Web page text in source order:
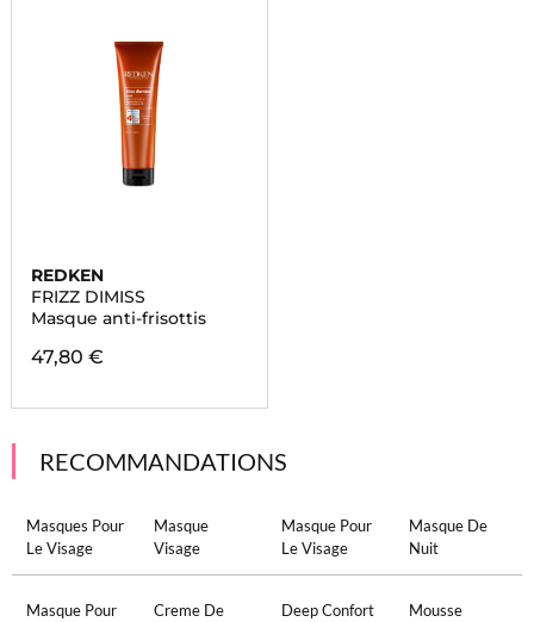
REDKEN
FRIZZ DIMISS
Masque anti-frisottis
47,80 €
RECOMMANDATIONS
Masques Pour
Le Visage
Masque
Visage
Masque Pour
Le Visage
Masque De
Nuit
Masque Pour
Creme De
Deep Confort
Mousse